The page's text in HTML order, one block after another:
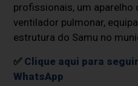
profissionais, um aparelho
ventilador pulmonar,
estrutura do Samu no
✅ Clique aqui para
WhatsApp